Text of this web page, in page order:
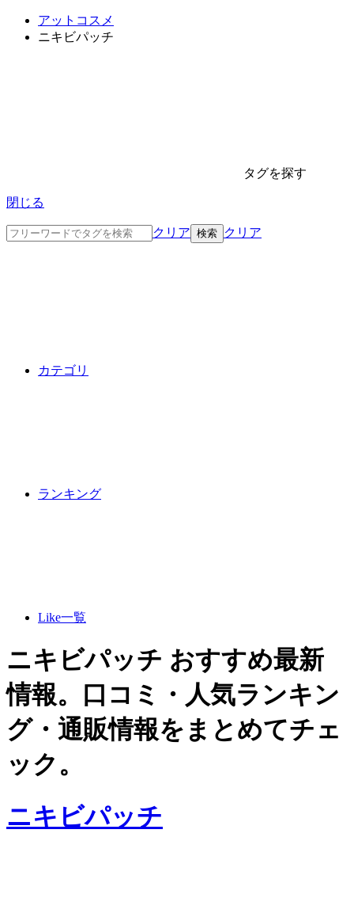
アットコスメ
ニキビパッチ
タグを探す
閉じる
クリア クリア
カテゴリ
ランキング
Like一覧
ニキビパッチ おすすめ最新
情報。口コミ・人気ランキン
グ・通販情報をまとめてチェ
ック。
ニキビパッチ